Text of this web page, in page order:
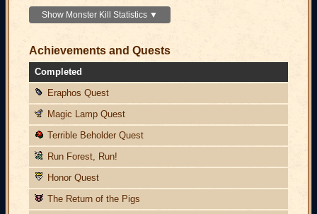
Show Monster Kill Statistics ▼
Achievements and Quests
Completed
Eraphos Quest
Magic Lamp Quest
Terrible Beholder Quest
Run Forest, Run!
Honor Quest
The Return of the Pigs